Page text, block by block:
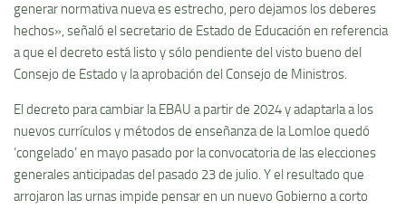
generar normativa nueva es estrecho, pero dejamos los deberes
hechos», señaló el secretario de Estado de Educación en referencia
a que el decreto está listo y sólo pendiente del visto bueno del
Consejo de Estado y la aprobación del Consejo de Ministros.
El decreto para cambiar la EBAU a partir de 2024 y adaptarla a los
nuevos currículos y métodos de enseñanza de la Lomloe quedó
‘congelado’ en mayo pasado por la convocatoria de las elecciones
generales anticipadas del pasado 23 de julio. Y el resultado que
arrojaron las urnas impide pensar en un nuevo Gobierno a corto